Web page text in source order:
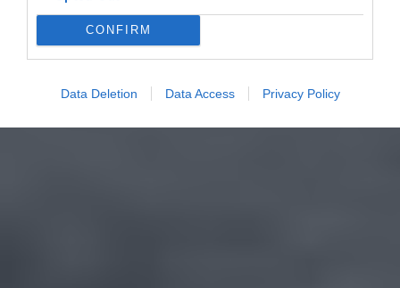
CONFIRM
Data Deletion Data Access Privacy Policy